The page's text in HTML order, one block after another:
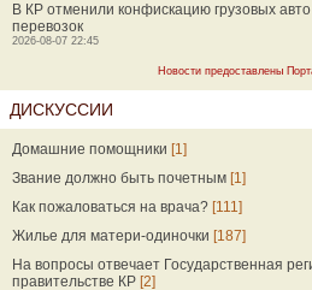
В КР отменили конфискацию грузовых
перевозок
2026-08-07 22:45
Новости предоставлены
ДИСКУССИИ
Домашние помощники [1]
Звание должно быть почетным [1]
Как пожаловаться на врача? [111]
Жилье для матери-одиночки [187]
На вопросы отвечает Государственная
правительстве КР [2]